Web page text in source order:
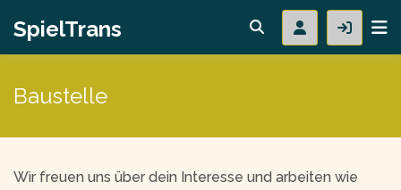
SpielTrans
Baustelle
Wir freuen uns über dein Interesse und arbeiten wie